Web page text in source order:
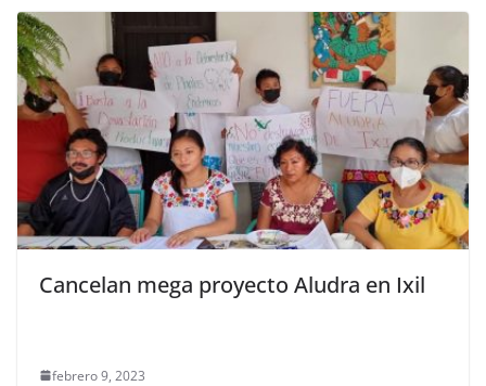
Cancelan mega proyecto Aludra en Ixil
febrero 9, 2023